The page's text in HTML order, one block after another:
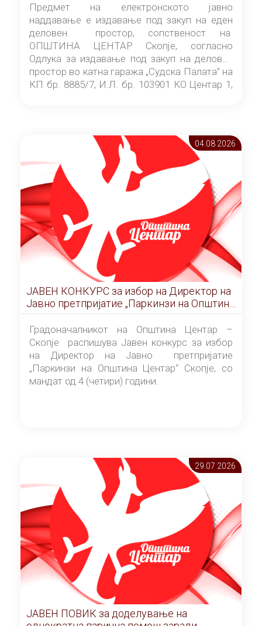
Предмет на електронското јавно
наддавање е издавање под закуп на еден
деловен простор, сопственост на
ОПШТИНА ЦЕНТАР Скопје, согласно
Одлука за издавање под закуп на деловен
простор во катна гаража „Судска Палата” на
КП бр. 8885/7, И.Л. бр. 103901 КО Центар 1,
Скопје” број 9/2026), за времетраење од 3
(три) години од денот на потпишувањето на
Договорот за закуп со најповолниот
понудувач.
04.08 2026
ЈАВЕН КОНКУРС за избор на Директор на
Јавно претпријатие „Паркинзи на Општина
Центар“ – Скопје
Градоначалникот на Општина Центар –
Скопје распишува Јавен конкурс за избор
на Директор на Јавно претпријатие
„Паркинзи на Општина Центар“ Скопје, со
мандат од 4 (четири) години.
29.07 2026
ЈАВЕН ПОВИК за доделување на